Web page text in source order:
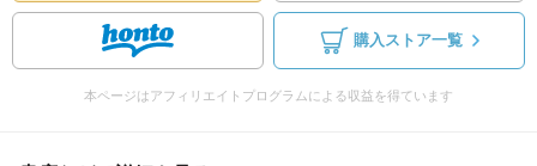
購入ストア一覧
本ページはアフィリエイトプログラムによる収益を得ています